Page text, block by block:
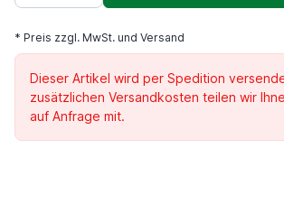
* Preis zzgl. MwSt. und Versand
Dieser Artikel wird per Spedition
zusätzlichen Versandkosten teilen wir
auf Anfrage mit.